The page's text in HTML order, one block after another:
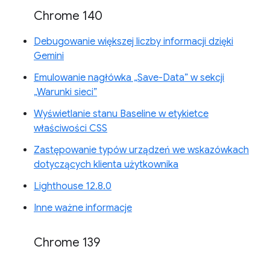
Chrome 140
Debugowanie większej liczby informacji dzięki
Gemini
Emulowanie nagłówka „Save-Data” w sekcji
„Warunki sieci”
Wyświetlanie stanu Baseline w etykietce
właściwości CSS
Zastępowanie typów urządzeń we wskazówkach
dotyczących klienta użytkownika
Lighthouse 12.8.0
Inne ważne informacje
Chrome 139